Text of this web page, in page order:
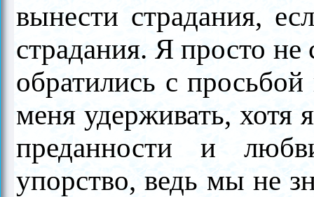
вынести страдания,
страдания. Я просто
обратились с
меня удерживать,
преданности и
упорство, ведь мы не